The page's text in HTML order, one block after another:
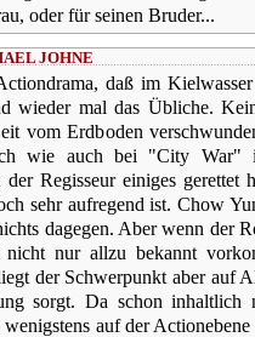
oder für seinen Bruder...
JOHNE
daß im
wieder mal das Übliche.
vom Erdboden
wie auch bei "City War"
der Regisseur einiges
sehr aufregend ist. Chow
dagegen. Aber wenn der
nur allzu bekannt
der Schwerpunkt aber auf
sorgt. Da schon inhaltlich
auf der